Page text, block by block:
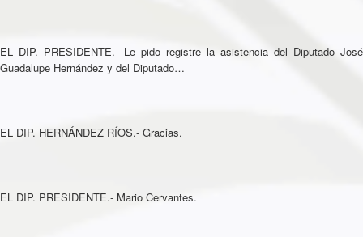
EL DIP. PRESIDENTE.- Le pido registre la asistencia del Diputado José
Guadalupe Hernández y del Diputado…
EL DIP. HERNÁNDEZ RÍOS.- Gracias.
EL DIP. PRESIDENTE.- Mario Cervantes.